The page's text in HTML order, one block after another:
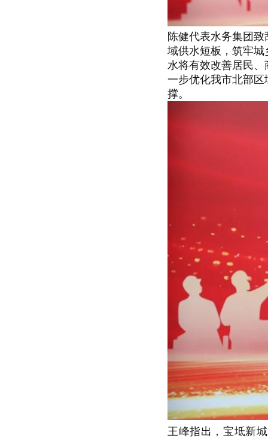
陈健代表水务集团
域供水短板，筑牢
水将有效改善居民
一步优化我市北部
撑。
王峰指出，宝坻新